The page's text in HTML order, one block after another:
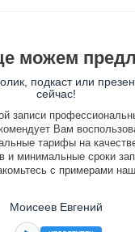
можем
подкаст или
сейчас!
записи
Вам
тарифы на
и минимальные сроки
с примерами
Моисеев Евгений